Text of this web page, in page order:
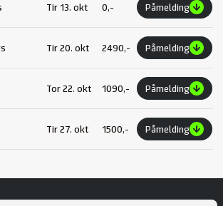
Tir 13. okt 0,- Påmelding
Tir 20. okt 2490,- Påmelding
Tor 22. okt 1090,- Påmelding
Tir 27. okt 1500,- Påmelding